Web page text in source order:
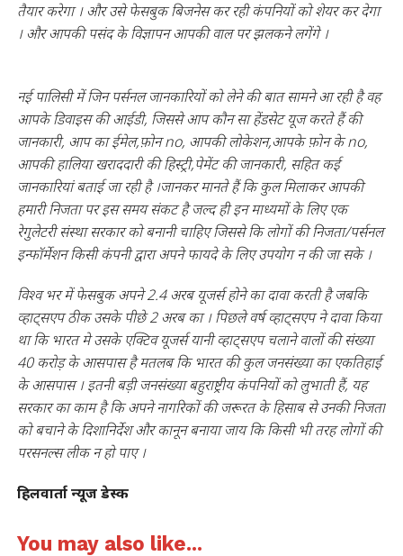
तैयार करेगा । और उसे फेसबुक बिजनेस कर रही कंपनियों को शेयर कर देगा
। और आपकी पसंद के विज्ञापन आपकी वाल पर झलकने लगेंगे ।
नई पालिसी में जिन पर्सनल जानकारियों को लेने की बात सामने आ रही है वह
आपके डिवाइस की आईडी, जिससे आप कौन सा हेंडसेट यूज करते हैं की
जानकारी, आप का ईमेल,फ़ोन no, आपकी लोकेशन,आपके फ़ोन के no,
आपकी हालिया खराददारी की हिस्ट्री,पेमेंट की जानकारी, सहित कई
जानकारियां बताई जा रही है ।जानकर मानते हैं कि कुल मिलाकर आपकी
हमारी निजता पर इस समय संकट है जल्द ही इन माध्यमों के लिए एक
रेगुलेटरी संस्था सरकार को बनानी चाहिए जिससे कि लोगों की निजता/पर्सनल
इन्फॉर्मेशन किसी कंपनी द्वारा अपने फायदे के लिए उपयोग न की जा सके ।
विश्व भर में फेसबुक अपने 2.4 अरब यूजर्स होने का दावा करती है जबकि
व्हाट्सएप ठीक उसके पीछे 2 अरब का । पिछले वर्ष व्हाट्सएप ने दावा किया
था कि भारत मे उसके एक्टिव यूजर्स यानी व्हाट्सएप चलाने वालों की संख्या
40 करोड़ के आसपास है मतलब कि भारत की कुल जनसंख्या का एकतिहाई
के आसपास । इतनी बड़ी जनसंख्या बहुराष्ट्रीय कंपनियों को लुभाती हैं, यह
सरकार का काम है कि अपने नागरिकों की जरूरत के हिसाब से उनकी निजता
को बचाने के दिशानिर्देश और कानून बनाया जाय कि किसी भी तरह लोगों की
परसनल्स लीक न हो पाए ।
हिलवार्ता न्यूज डेस्क
You may also like...